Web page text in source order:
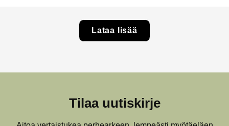
Lataa lisää
Tilaa uutiskirje